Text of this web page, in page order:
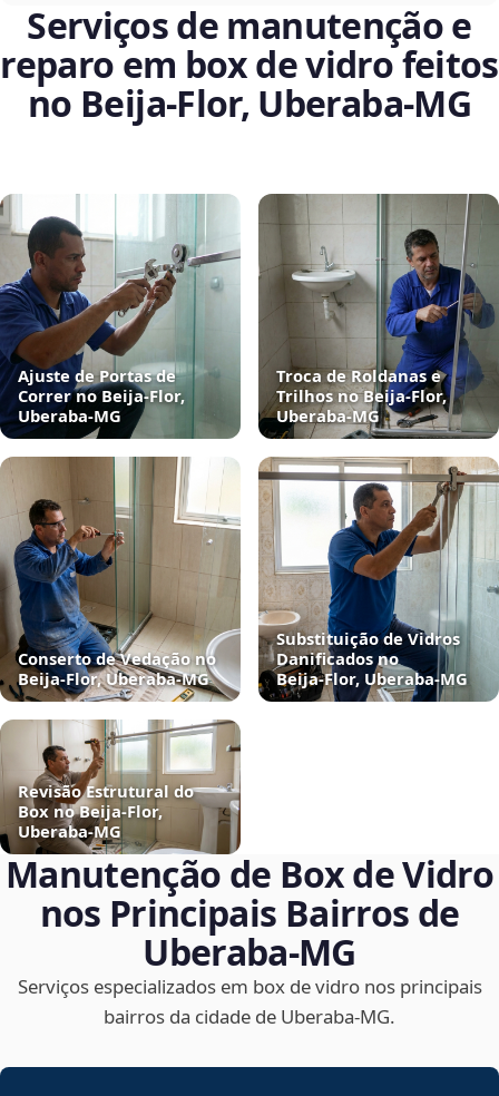
Serviços de manutenção e
reparo em box de vidro feitos
no Beija‑Flor, Uberaba‑MG
Ajuste de Portas de
Correr no Beija‑Flor,
Uberaba‑MG
Troca de Roldanas e
Trilhos no Beija‑Flor,
Uberaba‑MG
Conserto de Vedação no
Beija‑Flor, Uberaba‑MG
Substituição de Vidros
Danificados no
Beija‑Flor, Uberaba‑MG
Revisão Estrutural do
Box no Beija‑Flor,
Uberaba‑MG
Manutenção de Box de Vidro
nos Principais Bairros de
Uberaba‑MG
Serviços especializados em box de vidro nos principais
bairros da cidade de Uberaba‑MG.